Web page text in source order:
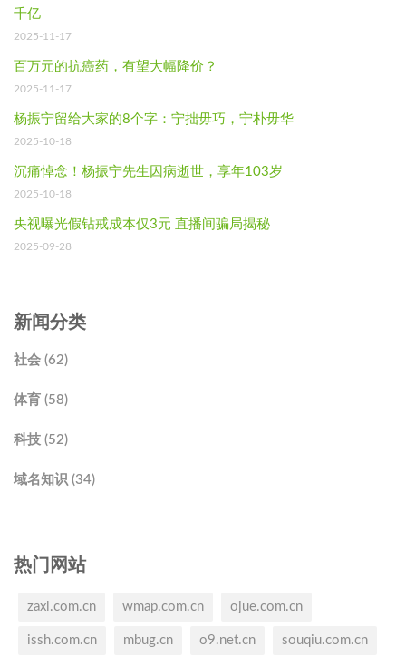
千亿
2025-11-17
百万元的抗癌药，有望大幅降价？
2025-11-17
杨振宁留给大家的8个字：宁拙毋巧，宁朴毋华
2025-10-18
沉痛悼念！杨振宁先生因病逝世，享年103岁
2025-10-18
央视曝光假钻戒成本仅3元 直播间骗局揭秘
2025-09-28
新闻分类
社会 (62)
体育 (58)
科技 (52)
域名知识 (34)
热门网站
zaxl.com.cn wmap.com.cn ojue.com.cn
issh.com.cn mbug.cn o9.net.cn souqiu.com.cn